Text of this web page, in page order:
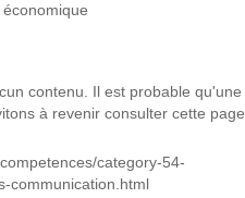
économique
contenu. Il est probable qu'une
à revenir consulter cette page
category-54-
communication.html